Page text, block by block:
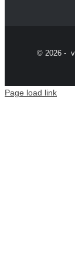
© 2026 -
Page load link